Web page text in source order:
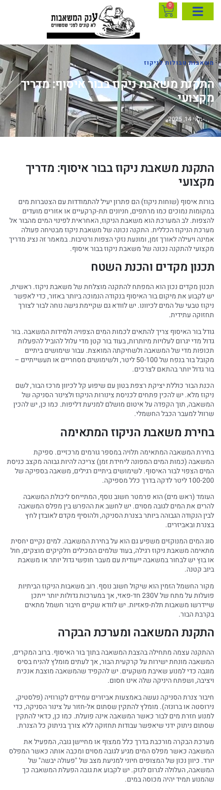
0
משאבות טבולות לניקוז
התקנת משאבת ניקוז בבור איסוף: מדריך
מקצועי
מאי 14, 2025
התקנת משאבת ניקוז בבור איסוף: מדריך
מקצועי
בורות איסוף (שוחות ניקוז) הם פתרון יעיל להתמודדות עם הצטברות מים
במקומות נמוכים כמו מרתפים, חניונים תת-קרקעיים או אזורים מועדים
להצפות. לב המערכת הוא משאבת הניקוז, האחראית לפינוי המים מהבור אל
מערכת הניקוז הכללית. התקנה נכונה של משאבת ניקוז מבטיחה פעולה
אמינה ויעילה לאורך זמן, ומונעת נזקי הצפות ורטיבות. במאמר זה נציג מדריך
מקצועי להתקנה נכונה של משאבת ניקוז בבור איסוף.
תכנון מקדים והכנת השטח
תכנון מקדים נכון הוא המפתח להתקנה מוצלחת של משאבת ניקוז. ראשית,
יש לקבוע את מיקום בור האיסוף בנקודה הנמוכה ביותר באזור, כדי לאפשר
ניקוז טבעי של המים לכיוונו. יש לוודא גם שקיימת גישה נוחה לבור לצורך
תחזוקה עתידית.
גודל בור האיסוף צריך להתאים לכמות המים הצפויה ולמידות המשאבה. בור
גדול מדי יגרום לעלויות מיותרות, בעוד בור קטן מדי עלול להוביל להפעלות
תכופות מדי של המשאבה ולשחיקתה המואצת. עבור שימושים ביתיים
מקובל בור בנפח של 50-100 ליטר, ולשימושים מסחריים או תעשייתיים –
בור גדול יותר בהתאם לצרכים.
הכנת הבור כוללת יציקת רצפת בטון עם שיפוע קל לכיוון מרכז הבור, לשם
ניקוז מלא. יש להכין פתחים לכניסת צינורות הניקוז ולצינור הסניקה של
המשאבה, תוך הקפדה על איטום מושלם למניעת דליפות. כמו כן, יש להכין
שרוול למעבר הכבל החשמלי.
בחירת משאבת הניקוז המתאימה
בחירת המשאבה המתאימה תלויה במספר גורמים מרכזיים. ספיקת
המשאבה (כמות המים המפונה ליחידת זמן) צריכה להיות גבוהה מקצב כניסת
המים הצפוי לבור האיסוף. לשימושים ביתיים רגילים, משאבה בספיקה של
100-200 ליטר לדקה בדרך כלל מספיקה.
העומד (ראש מים) הוא פרמטר חשוב נוסף, המתייחס ליכולת המשאבה
להרים את המים לגובה מסוים. יש לחשב את ההפרש בין מפלס המשאבה
לבין הנקודה הגבוהה ביותר בצנרת הסניקה, ולהוסיף מקדם לאובדן לחץ
בצנרת ובאביזרים.
סוג המים המנוקזים משפיע גם הוא על בחירת המשאבה. למים נקיים יחסית
מתאימה משאבת ניקוז רגילה, בעוד שלמים המכילים חלקיקים מוצקים, חול
או בוץ יש לבחור במשאבה ייעודית עם מעבר חופשי גדול יותר או משאבת
ביוב קטנה.
מקור החשמל הזמין הוא שיקול חשוב נוסף. רוב משאבות הניקוז הביתיות
פועלות על מתח של 230V חד-פאזי, אך במערכות גדולות יותר ייתכן
שיידרשו משאבות תלת-פאזיות. יש לוודא שקיים חיבור חשמל מתאים
בקרבת הבור.
התקנת המשאבה ומערכת הבקרה
ההתקנה עצמה מתחילה בהצבת המשאבה בתוך בור האיסוף. ברוב המקרים,
המשאבה מונחת ישירות על קרקעית הבור, אך לעתים מומלץ להניח בסיס
מוגבה כדי למנוע שאיבת משקעים. יש להקפיד שהמשאבה מוצבת אנכית
ויציבה, ושפתח היניקה שלה אינו חסום.
חיבור צנרת הסניקה נעשה באמצעות אביזרים עמידים לקורוזיה (פלסטיק,
נירוסטה או ברונזה). מומלץ להתקין שסתום אל-חזור על צינור הסניקה, כדי
למנוע חזרת מים לבור כאשר המשאבה אינה פועלת. כמו כן, כדאי להתקין
שסתום ניתוק ידני שיאפשר עבודות תחזוקה ללא צורך בניתוק כל הצנרת.
מערכת הבקרה מורכבת בדרך כלל ממצוף או מחיישן גובה, המפעיל את
המשאבה כאשר מפלס המים מגיע לגובה מסוים ומכבה אותה כאשר המפלס
יורד. כיוון נכון של המצופים חיוני למניעת מצב של "פעולה יבשה" של
המשאבה, העלולה לגרום לנזק. יש לקבוע את גובה הפעלת המשאבה כך
שהמנוע תמיד יהיה מכוסה במים.